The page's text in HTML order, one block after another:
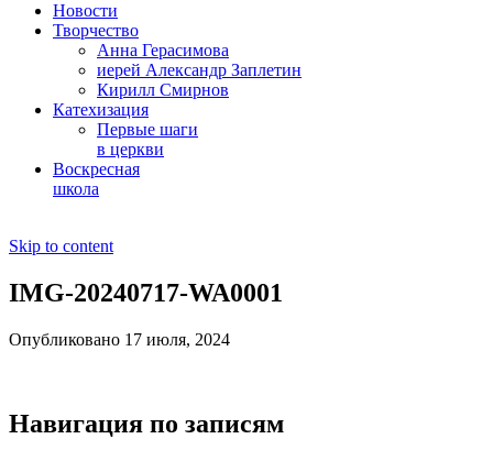
Новости
Творчество
Анна Герасимова
иерей Александр Заплетин
Кирилл Смирнов
Катехизация
Первые шаги
в церкви
Воскресная
школа
Skip to content
IMG-20240717-WA0001
Опубликовано 17 июля, 2024
Навигация по записям